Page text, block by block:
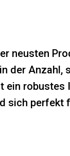
neusten
der Anzahl,
ein
sich perfekt